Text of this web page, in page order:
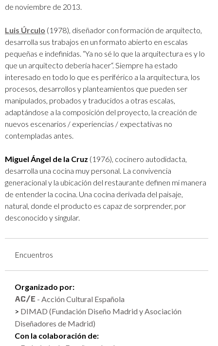
de noviembre de 2013.
Luis Úrculo (1978), diseñador con formación de arquitecto,
desarrolla sus trabajos en un formato abierto en escalas
pequeñas e indefinidas. “Ya no sé lo que la arquitectura es y lo
que un arquitecto debería hacer“. Siempre ha estado
interesado en todo lo que es periférico a la arquitectura, los
procesos, desarrollos y planteamientos que pueden ser
manipulados, probados y traducidos a otras escalas,
adaptándose a la composición del proyecto, la creación de
nuevos escenarios / experiencias / expectativas no
contempladas antes.
Miguel Ángel de la Cruz (1976), cocinero autodidacta,
desarrolla una cocina muy personal. La convivencia
generacional y la ubicación del restaurante definen mi manera
de entender la cocina. Una cocina derivada del paisaje,
natural, donde el producto es capaz de sorprender, por
desconocido y singular.
Encuentros
Organizado por:
- Acción Cultural Española
DIMAD (Fundación Diseño Madrid y Asociación
Diseñadores de Madrid)
Con la colaboración de: